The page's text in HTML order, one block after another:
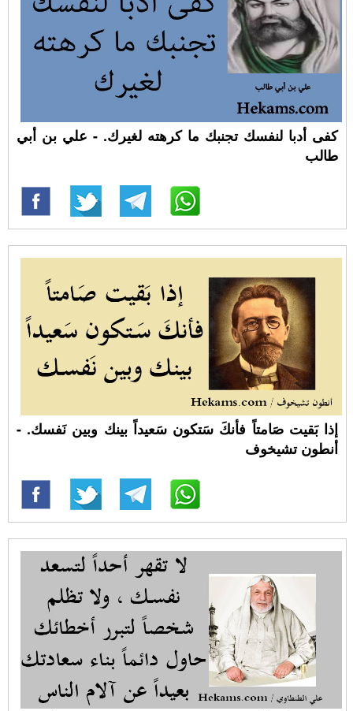
كفى أدبا لنفسك تجنبك ما كرهته لغيرك. - علي بن أبي
طالب
إذا بَقيت صَامتاً فأنكَ سَتكون سَعيداً بينك وبين نَفسك. -
أنطون تشيخوف